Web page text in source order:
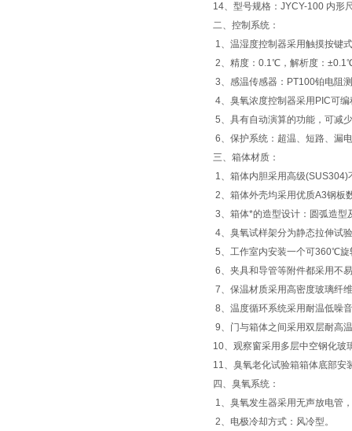
14、型号规格：JYCY-100 内形
二、控制系统：
1、温湿度控制器采用触摸按键
2、精度：0.1℃，解析度：
3、感温传感器：PT100铂电阻
4、臭氧浓度控制器采用PIC可
5、具有自动演算的功能，可减
6、保护系统：超温、短路、漏
三、箱体材质：
1、箱体内胆采用高级(SUS304)
2、箱体外壳均采用优质A3钢板
3、箱体*的造型设计：圆弧造型
4、臭氧试样架分为静态拉伸试
5、工作室内安装一个可360℃旋
6、夹具和导管等附件都采用不
7、保温材质采用高密度玻璃纤
8、温度循环系统采用耐温低噪
9、门与箱体之间采用双层耐高
10、观察窗采用多层中空钢化玻
11、臭氧老化试验箱箱体底部安
四、臭氧系统：
1、臭氧发生器采用无声放电管
2、电极冷却方式：风冷型。